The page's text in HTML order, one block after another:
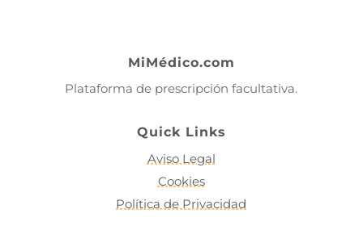
MiMédico.com
Plataforma de prescripción facultativa.
Quick Links
Aviso Legal
Cookies
Política de Privacidad